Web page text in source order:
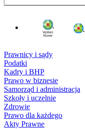
Prawnicy i sądy
Podatki
Kadry i BHP
Prawo w biznesie
Samorząd i administracja
Szkoły i uczelnie
Zdrowie
Prawo dla każdego
Akty Prawne